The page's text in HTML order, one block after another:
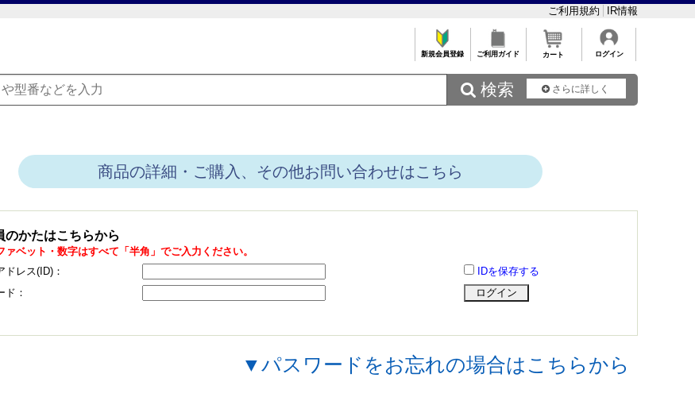
ご利用規約 IR情報
新規会員登録 ご利用ガイド カート ログイン
 検索 さらに詳しく
商品の詳細・ご購入、その他お問い合わせはこちら
のかたはこちらから
ベット・数字はすべて「半角」でご入力ください。
ドレス(ID)：
IDを保存する
ド：
▼パスワードをお忘れの場合はこちらから